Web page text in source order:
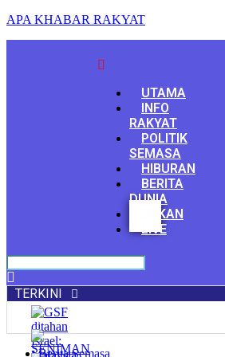
APA KHABAR RAKYAT
Menu
UTAMA
INFO
RAKYAT
POLITIK
SEMASA
HIBURAN
BERITA
DUNIA
SUKAN
LIVE
Facebook
Youtube
TERKINI
Berita Semasa